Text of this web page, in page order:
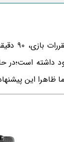
داوران
است؛در